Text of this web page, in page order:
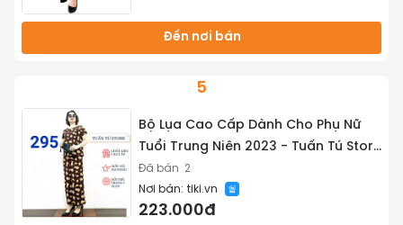
Đến nơi bán
5
Bộ Lụa Cao Cấp Dành Cho Phụ Nữ
Tuổi Trung Niên 2023 - Tuấn Tú Store
68
Đã bán 2
Nơi bán: tiki.vn
223.000đ